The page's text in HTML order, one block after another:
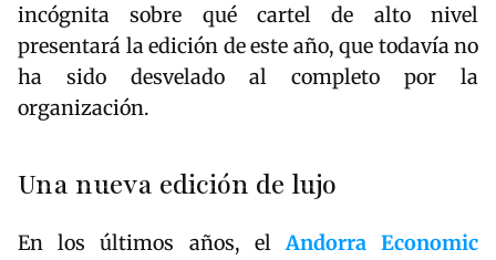
incógnita sobre qué cartel de alto nivel
presentará la edición de este año, que todavía no
ha sido desvelado al completo por la
organización.
Una nueva edición de lujo
En los últimos años, elAndorra Economic